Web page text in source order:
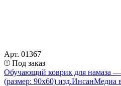
Арт. 01367
Под заказ
Обучающий коврик для намаза —
(размер: 90х60) изд.ИнсанМедиа